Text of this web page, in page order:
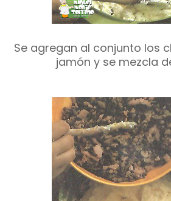
Se agregan al conjunto los
jamón y se mezcla